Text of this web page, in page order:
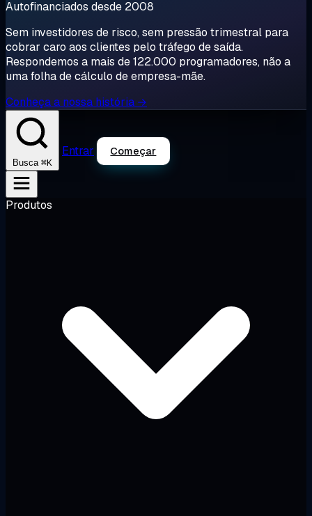
Autofinanciados desde 2008
Sem investidores de risco, sem pressão trimestral para
cobrar caro aos clientes pelo tráfego de saída.
Respondemos a mais de 122.000 programadores, não a
uma folha de cálculo de empresa-mãe.
Conheça a nossa história →
Busca ⌘K
Entrar Começar
Produtos